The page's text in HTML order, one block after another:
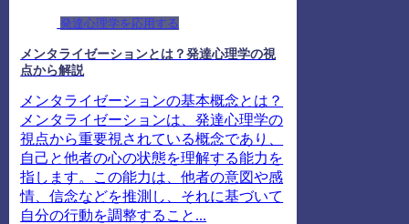
発達心理学を応用する
メンタライゼーションとは？発達心理学の視
点から解説
メンタライゼーションの基本概念とは？
メンタライゼーションは、発達心理学の
視点から重要視されている概念であり、
自己と他者の心の状態を理解する能力を
指します。この能力は、他者の意図や感
情、信念などを推測し、それに基づいて
自分の行動を調整すること...